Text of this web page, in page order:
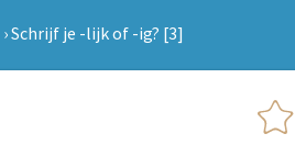
›Schrijf je -lijk of -ig? [3]